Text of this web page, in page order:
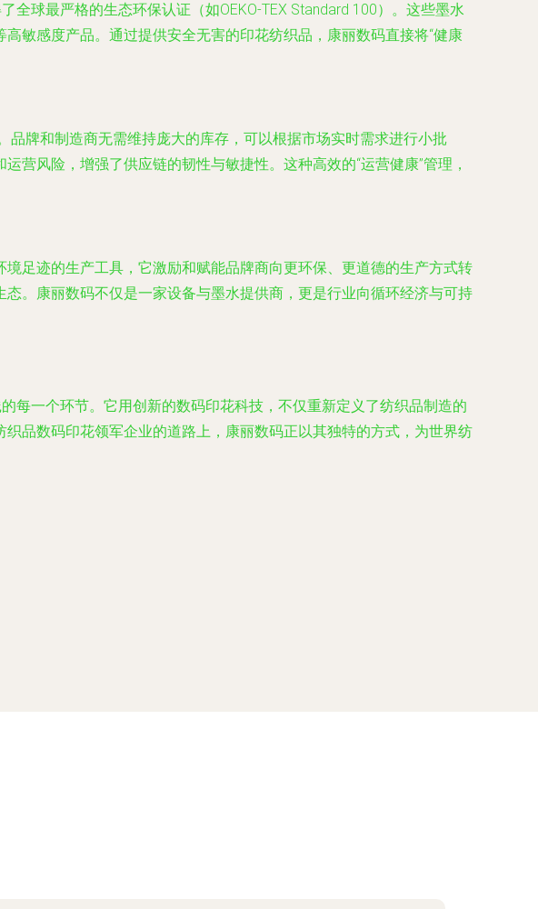
球最严格的生态环保认证（如OEKO-TEX Standard 100）。这些墨水
敏感度产品。通过提供安全无害的印花纺织品，康丽数码直接将“健康
品牌和制造商无需维持庞大的库存，可以根据市场实时需求进行小批
营风险，增强了供应链的韧性与敏捷性。这种高效的“运营健康”管理，
足迹的生产工具，它激励和赋能品牌商向更环保、更道德的生产方式转
。康丽数码不仅是一家设备与墨水提供商，更是行业向循环经济与可持
每一个环节。它用创新的数码印花科技，不仅重新定义了纺织品制造的
品数码印花领军企业的道路上，康丽数码正以其独特的方式，为世界纺